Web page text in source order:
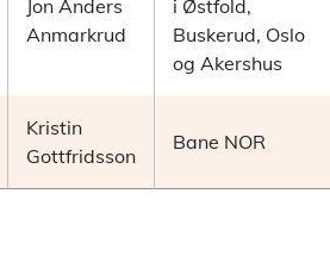
Jon Anders
Anmarkrud
i Østfold,
Buskerud, Oslo
og Akershus
Kristin
Gottfridsson
Bane NOR